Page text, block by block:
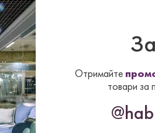
Отримайте
товари за